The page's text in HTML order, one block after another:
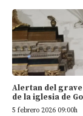
Alertan del
de la iglesia de
5 febrero 2026 09:00h